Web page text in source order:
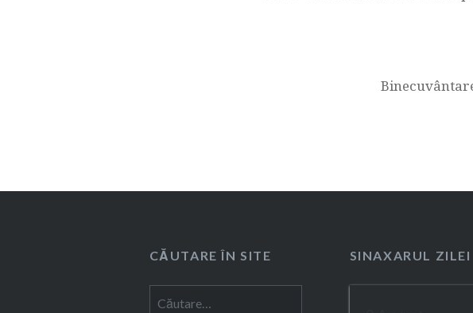
CĂUTARE ÎN SITE SINAXARUL ZILEI